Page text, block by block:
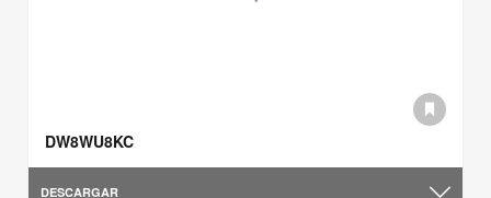
DW8WU8KC
DESCARGAR